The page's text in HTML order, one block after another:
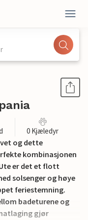
0 Kjæledyr
og dette
kombinasjonen
er det et flott
solsenger og høye
feriestemning.
badeturene og
gjør